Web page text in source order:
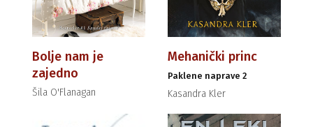
Bolje nam je
zajedno
Šila O'Flanagan
Mehanički princ
Paklene naprave 2
Kasandra Kler